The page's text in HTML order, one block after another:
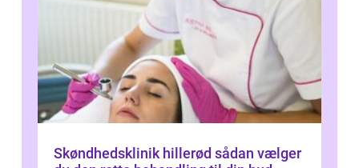
Skøndhedsklinik hillerød sådan vælger